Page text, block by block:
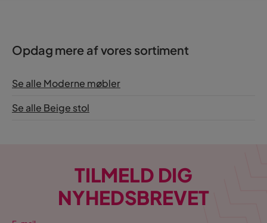
Opdag mere af vores sortiment
Se alle Moderne møbler
Se alle Beige stol
TILMELD DIG
NYHEDSBREVET